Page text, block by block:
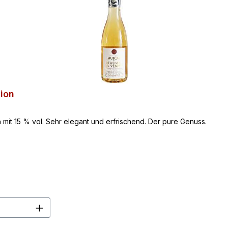
15 % vol. Sehr elegant und erfrischend. Der pure Genuss.
Wert ein oder benutze die